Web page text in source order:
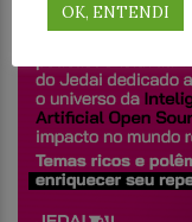
OK, ENTENDI